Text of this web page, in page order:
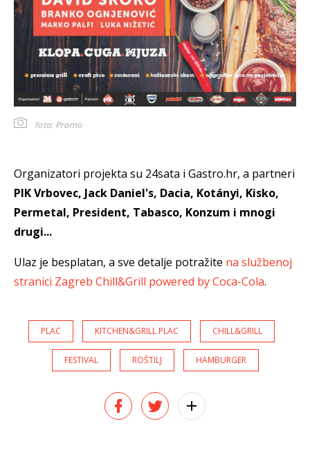
foto: Promo
Organizatori projekta su 24sata i Gastro.hr, a partneri
PIK Vrbovec, Jack Daniel's, Dacia, Kotányi, Kisko,
Permetal, President, Tabasco, Konzum i mnogi
drugi...
Ulaz je besplatan, a sve detalje potražite na službenoj
stranici Zagreb Chill&Grill powered by Coca-Cola.
PLAC KITCHEN&GRILL PLAC CHILL&GRILL
FESTIVAL ROŠTILJ HAMBURGER